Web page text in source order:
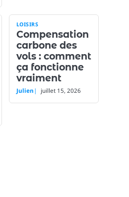
LOISIRS
Compensation
carbone des
vols : comment
ça fonctionne
vraiment
Julien juillet 15, 2026